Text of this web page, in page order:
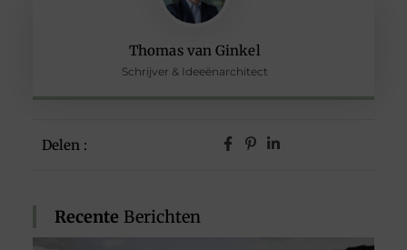
Thomas van Ginkel
Schrijver & Ideeënarchitect
Delen :
Recente Berichten